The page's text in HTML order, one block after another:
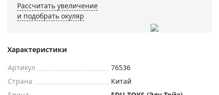
Рассчитать увеличение
и подобрать окуляр
Характеристики
Артикул
76536
Страна
Китай